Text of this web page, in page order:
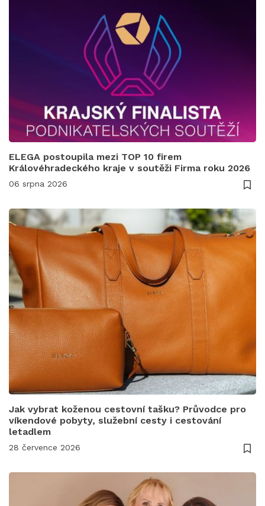
ELEGA postoupila mezi TOP 10 firem
Královéhradeckého kraje v soutěži Firma roku 2026
06 srpna 2026
Jak vybrat koženou cestovní tašku? Průvodce pro
víkendové pobyty, služební cesty i cestování
letadlem
28 července 2026